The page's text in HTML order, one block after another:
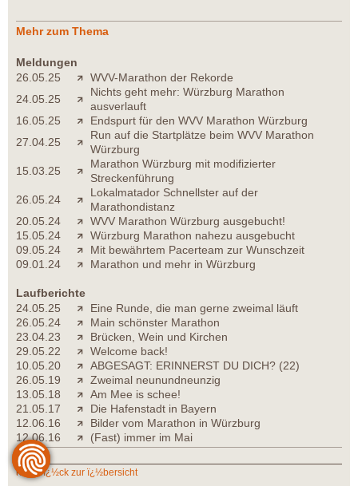
Mehr zum Thema
Meldungen
26.05.25
WVV-Marathon der Rekorde
24.05.25
Nichts geht mehr: Würzburg Marathon
ausverlauft
16.05.25
Endspurt für den WVV Marathon Würzburg
27.04.25
Run auf die Startplätze beim WVV Marathon
Würzburg
15.03.25
Marathon Würzburg mit modifizierter
Streckenführung
26.05.24
Lokalmatador Schnellster auf der
Marathondistanz
20.05.24
WVV Marathon Würzburg ausgebucht!
15.05.24
Würzburg Marathon nahezu ausgebucht
09.05.24
Mit bewährtem Pacerteam zur Wunschzeit
09.01.24
Marathon und mehr in Würzburg
Laufberichte
24.05.25
Eine Runde, die man gerne zweimal läuft
26.05.24
Main schönster Marathon
23.04.23
Brücken, Wein und Kirchen
29.05.22
Welcome back!
10.05.20
ABGESAGT: ERINNERST DU DICH? (22)
26.05.19
Zweimal neunundneunzig
13.05.18
Am Mee is schee!
21.05.17
Die Hafenstadt in Bayern
12.06.16
Bilder vom Marathon in Würzburg
12.06.16
(Fast) immer im Mai
zurï¿½ck zur ï¿½bersicht